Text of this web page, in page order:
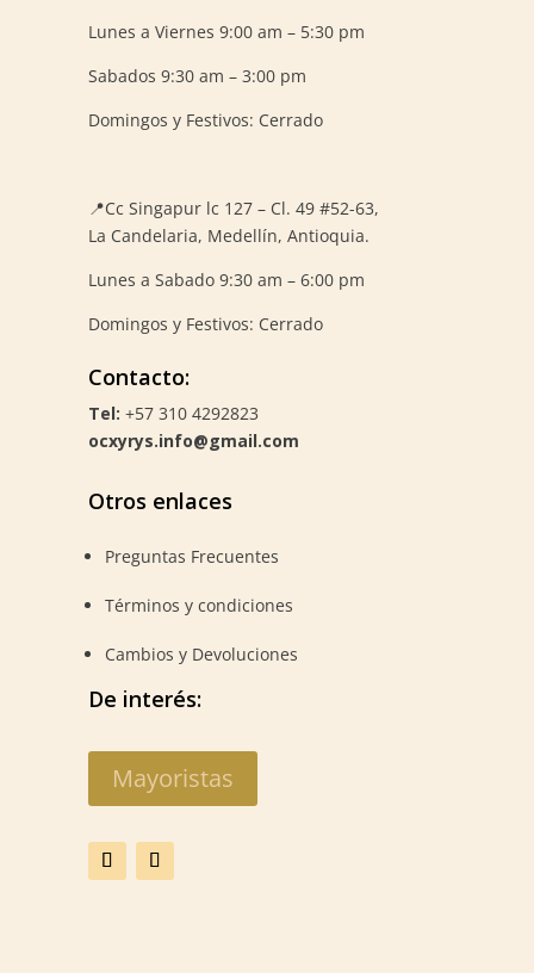
Lunes a Viernes 9:00 am – 5:30 pm
Sabados 9:30 am – 3:00 pm
Domingos y Festivos: Cerrado
📍Cc Singapur lc 127 – Cl. 49 #52-63,
La Candelaria, Medellín, Antioquia.
Lunes a Sabado 9:30 am – 6:00 pm
Domingos y Festivos: Cerrado
Contacto:
Tel: +57 310 4292823
ocxyrys.info@gmail.com
Otros enlaces
Preguntas Frecuentes
Términos y condiciones
Cambios y Devoluciones
De interés:
Mayoristas